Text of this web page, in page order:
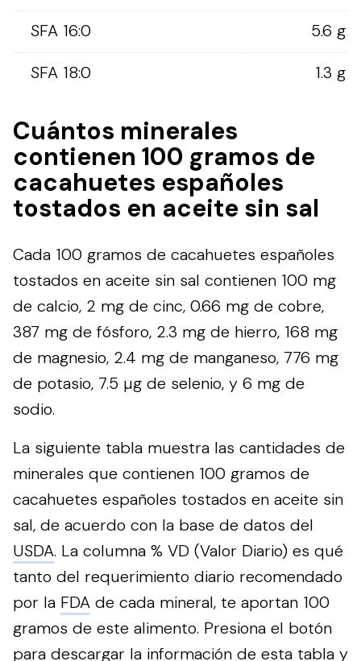
SFA 16:0
5.6 g
SFA 18:0
1.3 g
Cuántos minerales
contienen 100 gramos de
cacahuetes españoles
tostados en aceite sin sal
Cada 100 gramos de cacahuetes españoles
tostados en aceite sin sal contienen 100 mg
de calcio, 2 mg de cinc, 0.66 mg de cobre,
387 mg de fósforo, 2.3 mg de hierro, 168 mg
de magnesio, 2.4 mg de manganeso, 776 mg
de potasio, 7.5 µg de selenio, y 6 mg de
sodio.
La siguiente tabla muestra las cantidades de
minerales que contienen 100 gramos de
cacahuetes españoles tostados en aceite sin
sal, de acuerdo con la base de datos del
USDA. La columna % VD (Valor Diario) es qué
tanto del requerimiento diario recomendado
por la FDA de cada mineral, te aportan 100
gramos de este alimento. Presiona el botón
para descargar la información de esta tabla y